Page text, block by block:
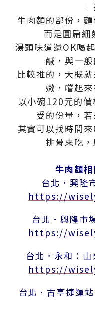
牛肉麵的部份，
而是圓扁細
湯頭味道還OK喝
鹹，與一
比較推的，大概
嫩，嚐起
以小碗120元的
受的份量，
其實可以找時間
排骨來吃
牛肉麵
台北．興隆
https://
台北．興隆市
https://
台北．永和：
https://
台北．古亭捷運